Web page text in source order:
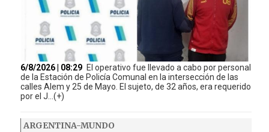
6/8/2026 | 08:29 El operativo fue llevado a cabo por personal
de la Estación de Policía Comunal en la intersección de las
calles Alem y 25 de Mayo. El sujeto, de 32 años, era requerido
por el J...(+)
ARGENTINA-MUNDO